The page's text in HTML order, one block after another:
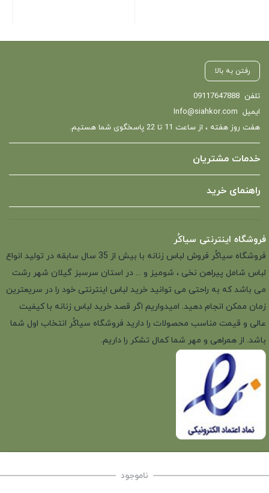
ناموجود
رفتن به بالا
تلفن 09117647888
ایمیل Info@siahkor.com
هفت روز هفته ، از ساعت 11 تا 22 پاسخگوی شما هستیم.
خدمات مشتریان
راهنمای خرید
فروشگاه اینترنتی سیاکُر
فروشگاه سیاکُر فروش لباس زنانه با بیش از 35 سال سابقه در تولید انواع
لباس شامل پیراهن نخی ، شومیز و ... در استان سرسبز گیلان شهر رشت
می باشد که به راحتی می توانید خرید لباس اینترنتی خود را در سریعترین
زمان ممکن انجام دهید. امیدواریم اگر قصد خرید لباس زنانه با کیفیت
عالی و قیمت مناسب محصولات را دارید فروشگاه سیاکُر انتخاب اول شما
باشد. از همراهی و مهر شما کمال تشکر را داریم.